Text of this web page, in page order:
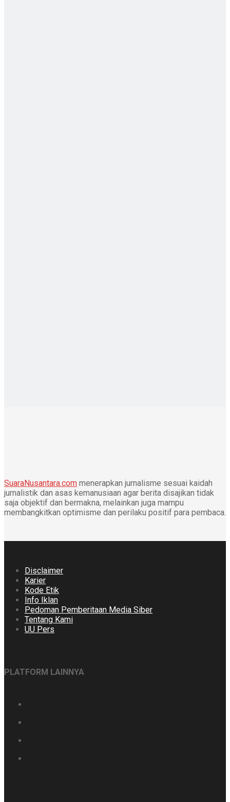
SuaraNusantara.com menerapkan jurnalisme sesuai kaidah
jurnalistik dan asas kemanusiaan agar berita disajikan tidak
saja objektif dan bermakna, melainkan juga mampu
membangkitkan optimisme dan perilaku positif para pembaca.
Disclaimer
Karier
Kode Etik
Info Iklan
Pedoman Pemberitaan Media Siber
Tentang Kami
UU Pers
PLATFORM LAINNYA